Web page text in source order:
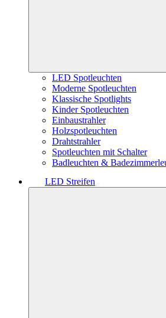
LED Spotleuchten
Moderne Spotleuchten
Klassische Spotlights
Kinder Spotleuchten
Einbaustrahler
Holzspotleuchten
Drahtstrahler
Spotleuchten mit Schalter
Badleuchten &
LED Streifen